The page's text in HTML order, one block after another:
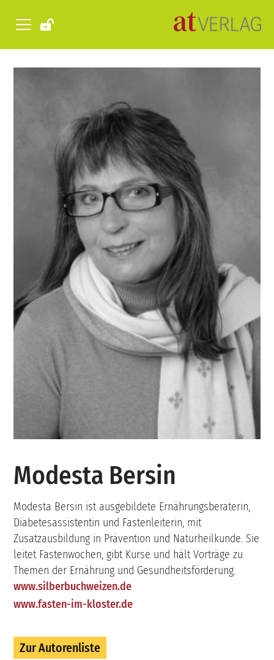
Modesta Bersin
Modesta Bersin ist ausgebildete Ernährungsberaterin,
Diabetesassistentin und Fastenleiterin, mit
Zusatzausbildung in Prävention und Naturheilkunde. Sie
leitet Fastenwochen, gibt Kurse und hält Vorträge zu
Themen der Ernährung und Gesundheitsförderung.
www.silberbuchweizen.de
www.fasten-im-kloster.de
Zur Autorenliste